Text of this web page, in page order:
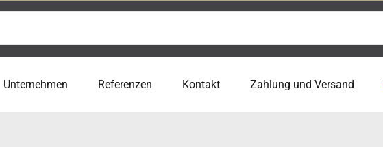
Unternehmen Referenzen Kontakt Zahlung und Versand